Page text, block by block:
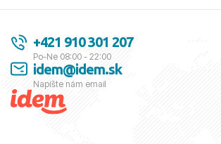
+421 910 301 207
Po-Ne 08:00 - 22:00
idem@idem.sk
Napíšte nám email